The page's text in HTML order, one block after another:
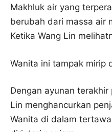
Makhluk air yang
berubah dari massa air
Ketika Wang Lin
Wanita ini tampak mirip
Dengan ayunan
Lin menghancurkan
Wanita di dalam